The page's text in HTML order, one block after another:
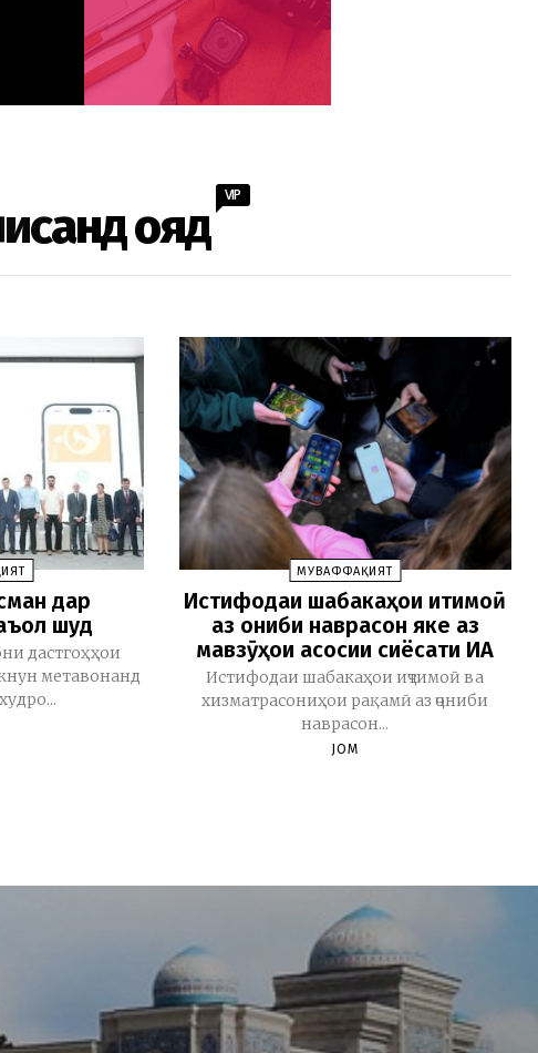
ояд
VIP
дар
шуд
дастгоҳҳои
метавонанд
МУВАФФАҚИЯТ
Истифодаи шабакаҳои иҷтимоӣ
аз ҷониби наврасон яке аз
мавзӯҳои асосии сиёсати ИА
Истифодаи шабакаҳои иҷтимоӣ ва
хизматрасониҳои рақамӣ аз ҷониби
наврасон...
JOM